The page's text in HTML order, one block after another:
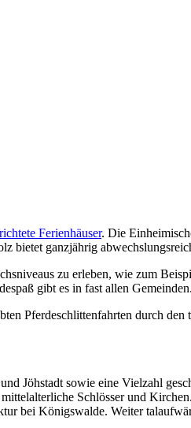
Ferienhäuser. Die
bietet ganzjährig
zu erleben, wie zum
gibt es in fast allen Gemeinden.
Pferdeschlittenfahrten durch
Jöhstadt sowie eine Vielzahl
Schlösser und Kirchen.
bei Königswalde. Weiter